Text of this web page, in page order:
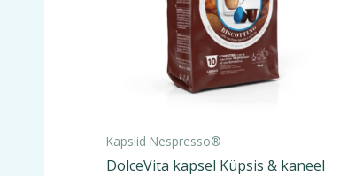
Kapslid Nespresso®
DolceVita kapsel Küpsis & kaneel